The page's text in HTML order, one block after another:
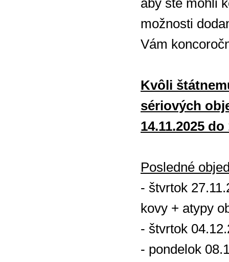
aby ste mohli
možnosti
Vám
Kvôli
sériových
14.11.2025 do
Posledné
- štvrtok
kovy + atypy
- štvrtok
- pondelok